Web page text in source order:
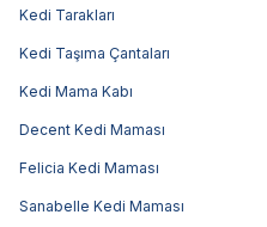
Kedi Tarakları
Kedi Taşıma Çantaları
Kedi Mama Kabı
Decent Kedi Maması
Felicia Kedi Maması
Sanabelle Kedi Maması